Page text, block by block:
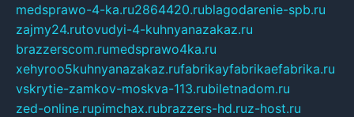
medsprawo-4-ka.ru2864420.rublagodarenie-spb.ru
zajmy24.rutovudyi-4-kuhnyanazakaz.ru
brazzerscom.rumedsprawo4ka.ru
xehyroo5kuhnyanazakaz.rufabrikayfabrikaefabrika.ru
vskrytie-zamkov-moskva-113.rubiletnadom.ru
zed-online.rupimchax.rubrazzers-hd.ruz-host.ru